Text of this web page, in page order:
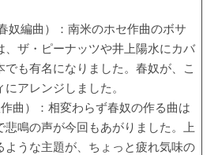
編曲）：南米のホセ作曲のボサ
、ザ・ピーナッツや井上陽水にカバ
も有名になりました。春奴が、こ
アレンジしました。
曲）：相変わらず春奴の作る曲は
鳴の声が今回もあがりました。上
ような主題が、ちょっと疲れ気味の